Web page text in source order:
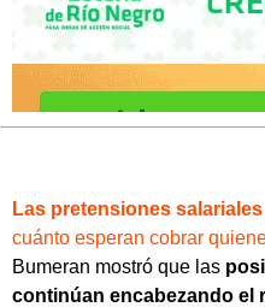
Las pretensiones salariales
cuánto esperan cobrar
Bumeran mostró que las
continúan encabezando el